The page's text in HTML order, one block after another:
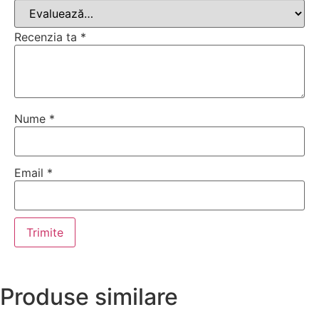
Recenzia ta *
Nume *
Email *
Produse similare